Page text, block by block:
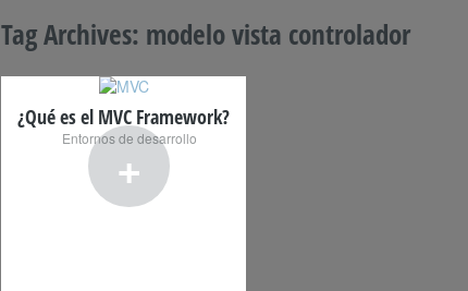
Tag Archives: modelo vista controlador
+
¿Qué es el MVC Framework?
Entornos de desarrollo